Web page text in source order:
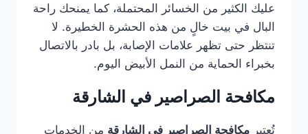
عليك الكثير من الخسائر المحتملة، كما يمنحك راحة
البال في بيت خالٍ من هذه الحشرة الخطيرة. لا
تنتظر حتى تظهر علامات الإصابة، بل بادر بالاتصال
بخبراء الحماية من النمل الأبيض اليوم.
مكافحة الصراصير في الشارقة
تُعتبر مكافحة الصراصير في الشارقة من الخدمات